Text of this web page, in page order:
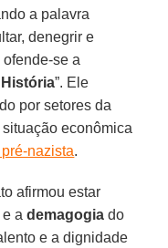
a palavra
denegrir e
se a
História”. Ele
por setores da
econômica
nazista.
afirmou estar
e ademagogia do
e a dignidade